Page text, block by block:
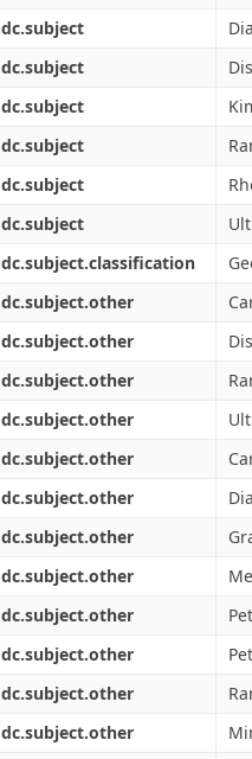
dc.subject
dc.subject
dc.subject
dc.subject
dc.subject
dc.subject
dc.subject.classification
dc.subject.other
dc.subject.other
dc.subject.other
dc.subject.other
dc.subject.other
dc.subject.other
dc.subject.other
dc.subject.other
dc.subject.other
dc.subject.other
dc.subject.other
dc.subject.other